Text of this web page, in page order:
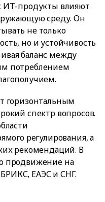
ИТ-продукты влияют
среду. Он
не только
но и устойчивость
баланс между
потреблением
горизонтальным
спектр вопросов.
регулирования, а
рекомендаций. В
продвижение на
ЕАЭС и СНГ.